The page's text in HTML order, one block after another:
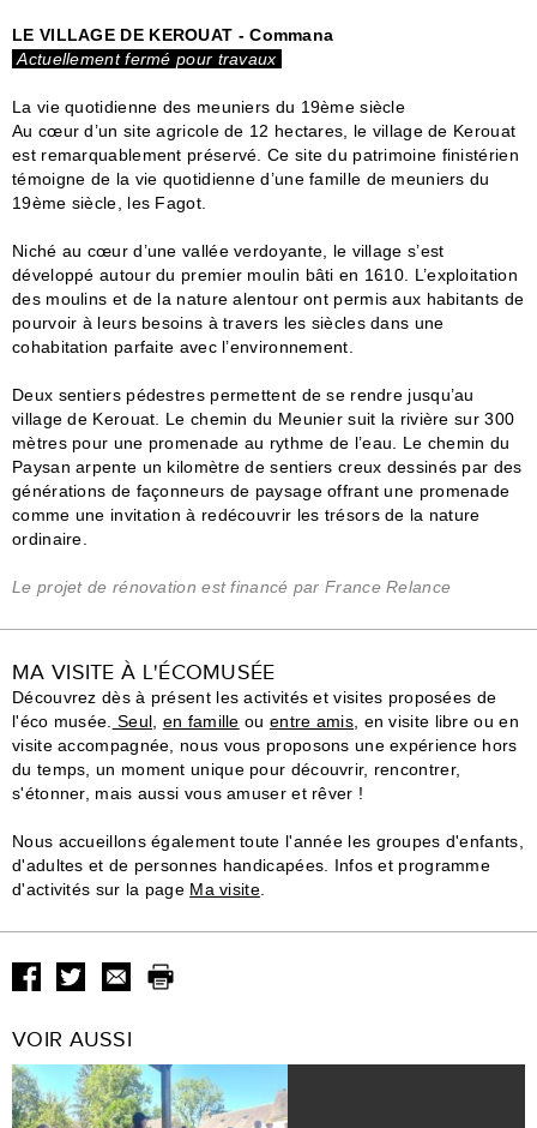
LE VILLAGE DE KEROUAT - Commana
Actuellement fermé pour travaux
La vie quotidienne des meuniers du 19ème siècle
Au cœur d’un site agricole de 12 hectares, le village de Kerouat
est remarquablement préservé. Ce site du patrimoine finistérien
témoigne de la vie quotidienne d’une famille de meuniers du
19ème siècle, les Fagot.
Niché au cœur d’une vallée verdoyante, le village s’est
développé autour du premier moulin bâti en 1610. L’exploitation
des moulins et de la nature alentour ont permis aux habitants de
pourvoir à leurs besoins à travers les siècles dans une
cohabitation parfaite avec l’environnement.
Deux sentiers pédestres permettent de se rendre jusqu’au
village de Kerouat. Le chemin du Meunier suit la rivière sur 300
mètres pour une promenade au rythme de l’eau. Le chemin du
Paysan arpente un kilomètre de sentiers creux dessinés par des
générations de façonneurs de paysage offrant une promenade
comme une invitation à redécouvrir les trésors de la nature
ordinaire.
Le projet de rénovation est financé par France Relance
MA VISITE À L'ÉCOMUSÉE
Découvrez dès à présent les activités et visites proposées de
l'éco musée. Seul, en famille ou entre amis, en visite libre ou en
visite accompagnée, nous vous proposons une expérience hors
du temps, un moment unique pour découvrir, rencontrer,
s'étonner, mais aussi vous amuser et rêver !
Nous accueillons également toute l'année les groupes d'enfants,
d'adultes et de personnes handicapées. Infos et programme
d'activités sur la page Ma visite.
VOIR AUSSI